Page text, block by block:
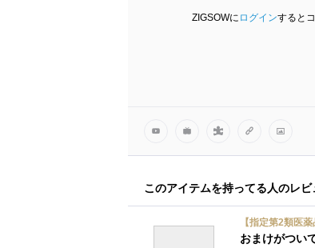
ZIGSOWに ログインすると
このアイテムを持ってる人のレビ
【指定第2類医
おまけがつい